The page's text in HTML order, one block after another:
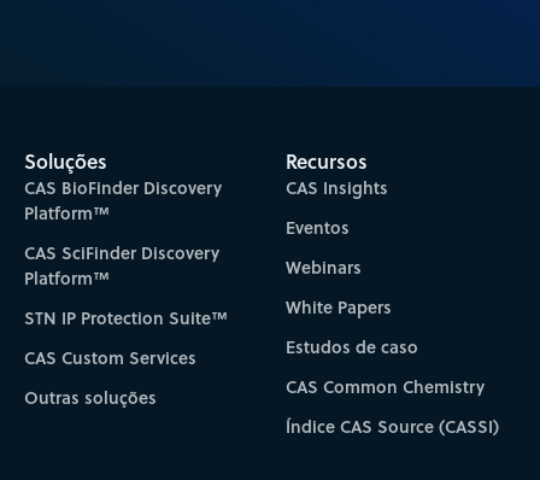
Soluções
CAS BioFinder Discovery
Platform™
CAS SciFinder Discovery
Platform™
STN IP Protection Suite™
CAS Custom Services
Outras soluções
Recursos
CAS Insights
Eventos
Webinars
White Papers
Estudos de caso
CAS Common Chemistry
Índice CAS Source (CASSI)